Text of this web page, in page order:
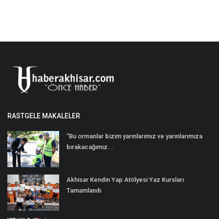
RASTGELE MAKALELER
“Bu ormanlar bizim yarınlarımız ve yarınlarımıza
bırakacağımız...
Akhisar Kendin Yap Atölyesi Yaz Kursları
Tamamlandı